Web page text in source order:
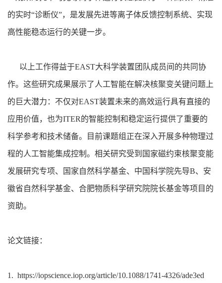
的实时“诊断仪”，是发展先进等离子体反馈控制系统、实现
高性能稳态运行的关键一步。
以上工作得益于EAST大科学装置团队成员间的共同协
作。这些研究成果展示了人工智能在解决核聚变关键问题上
的巨大潜力：不仅对EAST装置未来的高效运行具有直接的
应用价值，也为ITER的智能控制和稳定运行提供了重要的
科学参考和技术储备。目前课题组正在深入开展多种物理过
程的人工智能集成控制。相关研究受到国家磁约束核聚变能
发展研究专项、国家自然科学基金、中国科学院先导B、安
徽省自然科学基金、合肥物质科学研究院院长基金等项目的
资助。
论文链接：
1. https://iopscience.iop.org/article/10.1088/1741-4326/ade3ed